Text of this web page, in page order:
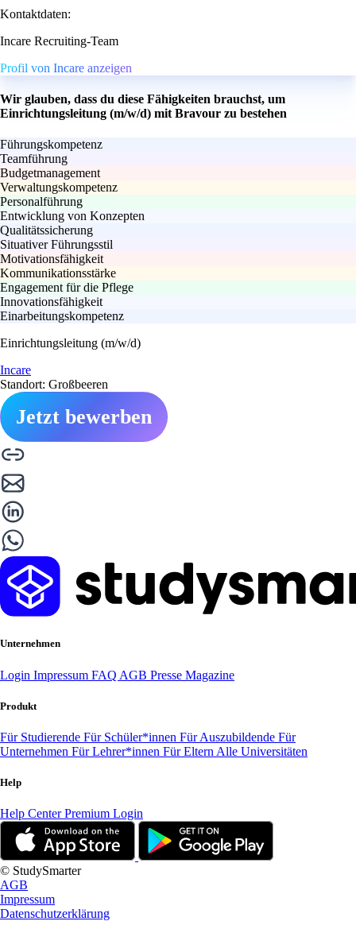
Kontaktdaten:
Incare Recruiting-Team
Profil von Incare anzeigen
Wir glauben, dass du diese Fähigkeiten brauchst, um
Einrichtungsleitung (m/w/d) mit Bravour zu bestehen
Führungskompetenz
Teamführung
Budgetmanagement
Verwaltungskompetenz
Personalführung
Entwicklung von Konzepten
Qualitätssicherung
Situativer Führungsstil
Motivationsfähigkeit
Kommunikationsstärke
Engagement für die Pflege
Innovationsfähigkeit
Einarbeitungskompetenz
Einrichtungsleitung (m/w/d)
Incare
Standort: Großbeeren
Jetzt bewerben
Unternehmen
Login Impressum FAQ AGB Presse Magazine
Produkt
Für Studierende Für Schüler*innen Für Auszubildende Für
Unternehmen Für Lehrer*innen Für Eltern Alle Universitäten
Help
Help CenterPremium Login
© StudySmarter
AGB
Impressum
Datenschutzerklärung